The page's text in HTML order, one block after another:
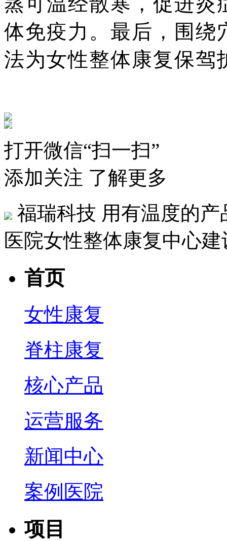
体免疫力。最后，围绕
法为女性整体康复保驾
打开微信“扫一扫”
添加关注 了解更多
福瑞科技 用有温度的
医院女性整体康复中心
首页
女性康复
脊柱康复
核心产品
运营服务
新闻中心
案例医院
项目